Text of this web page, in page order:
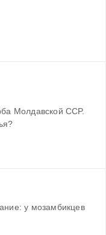
Молдавской ССР.
у мозамбикцев